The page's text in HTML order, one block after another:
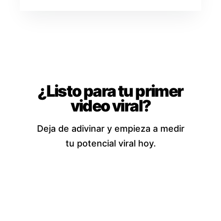
¿Listo para tu primer
video viral?
Deja de adivinar y empieza a medir
tu potencial viral hoy.